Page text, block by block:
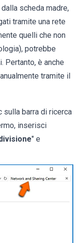
scheda madre,
tramite una rete
quelli che non
potrebbe
Pertanto, è anche
tramite il
sulla barra di ricerca
inserisci
" e